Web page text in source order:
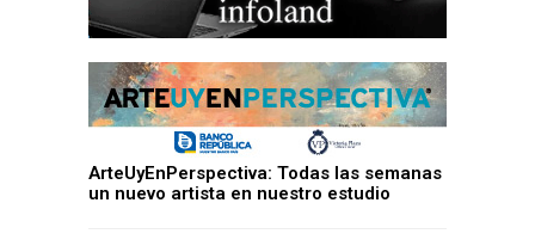
ArteUyEnPerspectiva: Todas las semanas
un nuevo artista en nuestro estudio